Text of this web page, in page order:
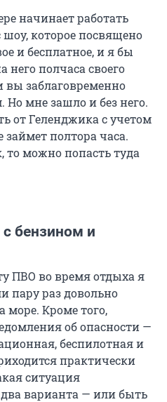
начинает работать
которое посвящено
и бесплатное, и я бы
него полчаса своего
вы заблаговременно
мне зашло и без него.
от Геленджика с учетом
займет полтора часа.
то можно попасть туда
бензином и
ПВО во время отдыха я
пару раз довольно
море. Кроме того,
об опасности —
беспилотная и
практически
ситуация
два варианта — или быть